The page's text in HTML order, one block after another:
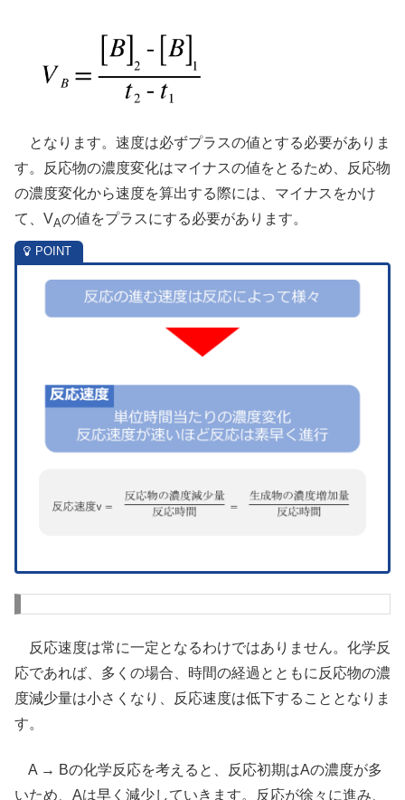
となります。速度は必ずプラスの値とする必要がありま
す。反応物の濃度変化はマイナスの値をとるため、反応物
の濃度変化から速度を算出する際には、マイナスをかけ
て、VAの値をプラスにする必要があります。
反応速度は常に一定となるわけではありません。化学反
応であれば、多くの場合、時間の経過とともに反応物の濃
度減少量は小さくなり、反応速度は低下することとなりま
す。
A → Bの化学反応を考えると、反応初期はAの濃度が多
いため、Aは早く減少していきます。反応が徐々に進み、